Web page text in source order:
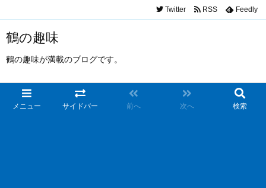
鶴の趣味
鶴の趣味が満載のブログです。
メニュー サイドバー 前へ 次へ 検索
Twitter RSS Feedly